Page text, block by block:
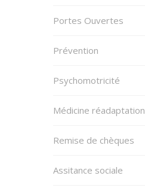
Portes Ouvertes
Prévention
Psychomotricité
Médicine réadaptation
Remise de chèques
Assitance sociale